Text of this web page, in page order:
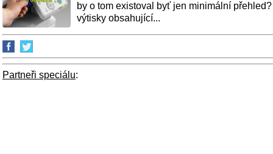
by o tom existoval byť jen minimální
výtisky obsahující...
Partneři speciálu: